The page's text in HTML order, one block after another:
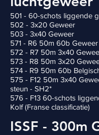
501 - 60-schots liggende
502 - 3x20 Geweer
503 - 3x40 Geweer
571 - R6 50m 60b Geweer
572 - R7 50m 3x40
573 - R8 50m 3x20
574 - R9 50m 60b
575 - F12 50m 3x40
steun - SH2*
576 - F13 60-schots
Kolf (Franse classificatie)
ISSF - 300m